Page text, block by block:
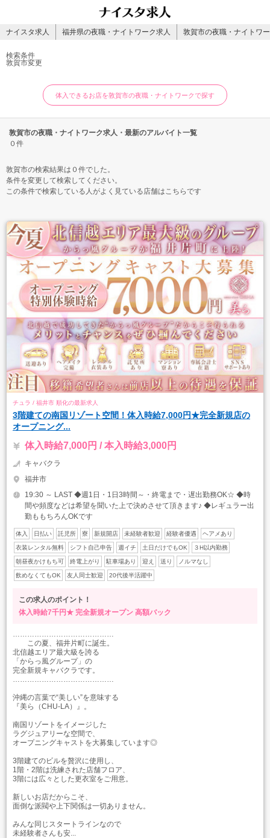
ナイスタ求人 福井県の夜職・ナイトワーク求人 敦賀市の夜職・ナイトワ
検索条件
敦賀市変更
体入できるお店を敦賀市の夜職・ナイトワークで探す
敦賀市の夜職・ナイトワーク求人・最新のアルバイト一覧
０件
敦賀市の検索結果は０件でした。
条件を変更して検索してください。
この条件で検索している人がよく見ている店舗はこちらです
チュラ / 福井市 順化の最新求人
3階建ての南国リゾート空間！体入時給7,000円★完全新規店の
オープニング...
体入時給7,000円 / 本入時給3,000円
キャバクラ
福井市
19:30 ～ LAST ◆週1日・1日3時間～・終電まで・遅出勤務OK☆ ◆時
間や頻度などは希望を聞いた上で決めさせて頂きます♪ ◆レギュラー出
勤ももちろんOKです
体入 日払い 託児所 寮 新規開店 未経験者歓迎 経験者優遇 ヘアメあり
衣装レンタル無料 シフト自己申告 週イチ 土日だけでもOK ３H以内勤務
朝昼夜かけもち可 終電上がり 駐車場あり 迎え 送り ノルマなし
飲めなくてもOK 友人同士歓迎 20代後半活躍中
この求人のポイント！
体入時給7千円★ 完全新規オープン 高額バック
……………………………………
この夏、福井片町に誕生。
北信越エリア最大級を誇る
「からっ風グループ」の
完全新規キャバクラです。
……………………………………
沖縄の言葉で“美しい”を意味する
『美ら（CHU-LA）』。
南国リゾートをイメージした
ラグジュアリーな空間で、
オープニングキャストを大募集しています◎
3階建てのビルを贅沢に使用し、
1階・2階は洗練された店舗フロア、
3階には広々とした更衣室をご用意。
新しいお店だからこそ、
面倒な派閥や上下関係は一切ありません。
みんな同じスタートラインなので
未経験者さんも安...